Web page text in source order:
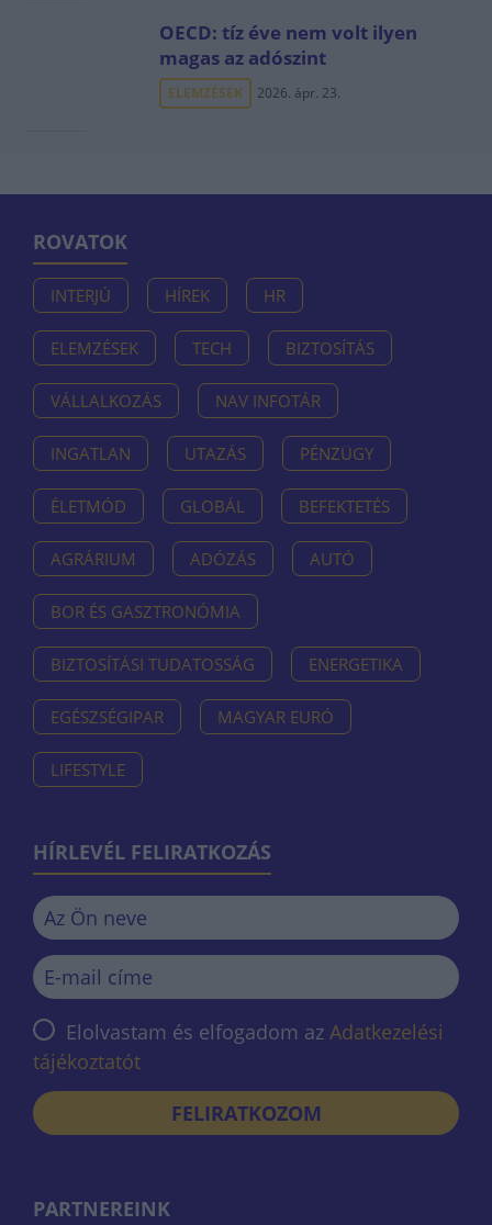
OECD: tíz éve nem volt ilyen
magas az adószint
ELEMZÉSEK 2026. ápr. 23.
ROVATOK
INTERJÚ HÍREK HR
ELEMZÉSEK TECH BIZTOSÍTÁS
VÁLLALKOZÁS NAV INFOTÁR
INGATLAN UTAZÁS PÉNZÜGY
ÉLETMÓD GLOBÁL BEFEKTETÉS
AGRÁRIUM ADÓZÁS AUTÓ
BOR ÉS GASZTRONÓMIA
BIZTOSÍTÁSI TUDATOSSÁG ENERGETIKA
EGÉSZSÉGIPAR MAGYAR EURÓ
LIFESTYLE
HÍRLEVÉL FELIRATKOZÁS
Elolvastam és elfogadom az Adatkezelési
tájékoztatót
FELIRATKOZOM
PARTNEREINK